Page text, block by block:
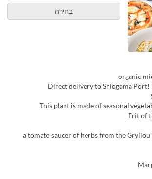
בחירה
organic
Direct delivery to Shiogama Port!
This plant is made of seasonal
Frit of
a tomato saucer of herbs from the